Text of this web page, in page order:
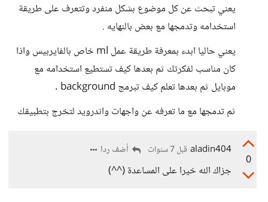
يعني تبحث عن كل موضوع بشكل منفرد وتتعرف على طريقة
استخدامه وتدمجها مع بعض بالنهايه .
يعني حاليا ابدء بمعرفة طريقة عمل ml خاص بالفايربيس واذا
كان مناسب لفكرتك ثم بعدها كيف تستطيع استخدامه مع
موبايل ثم بعدها تعلم كيف تبرمج background .
ثم تدمجها مع ما تعرفه عن واجهات واندرويد لتخرج بتطبيقك
0
aladin404 قبل 7 سنوات أضف ردا
جزاك الله خيرا على المساعدة (^^)